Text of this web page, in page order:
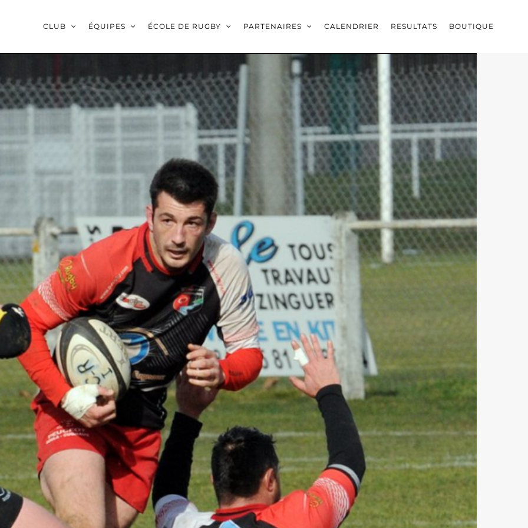
CLUB ÉQUIPES ÉCOLE DE RUGBY PARTENAIRES CALENDRIER RESULTATS BOUTIQUE